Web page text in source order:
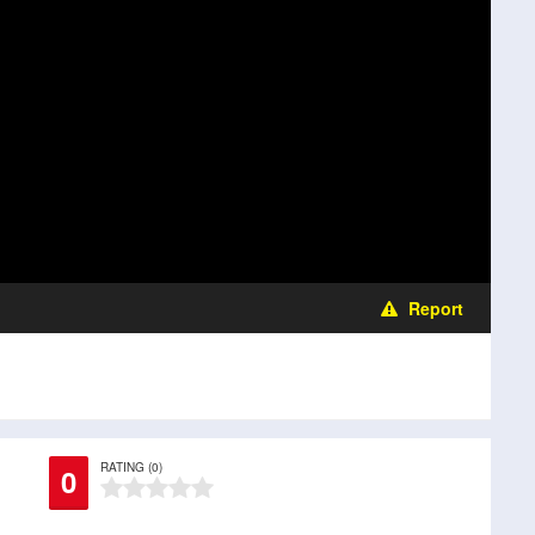
Report
0 RATING (0)